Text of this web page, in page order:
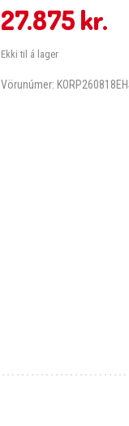
27.875kr.
Ekki til á lager
Vörunúmer: